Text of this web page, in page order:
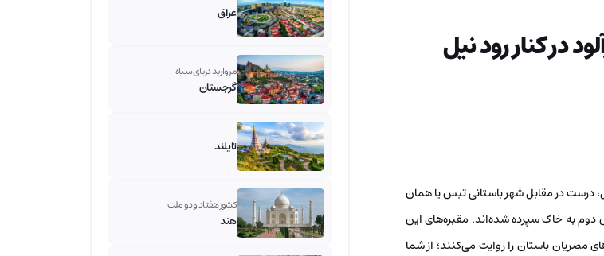
در کنار رود نیل
درست در مقابل شهر باستانی تبس یا همان
دوم به خاک سپرده شده‌اند. مقبره‌های این
مصریان باستان را روایت می‌کنند؛ از شما
عراق
مروارید دریای سیاه
گرجستان
تایلند
کشور هفتاد و دو ملت
هند